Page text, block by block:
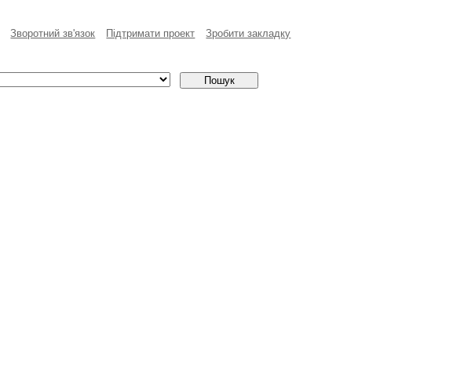
Зворотний зв'язок Пiдтримати проект Зробити закладку